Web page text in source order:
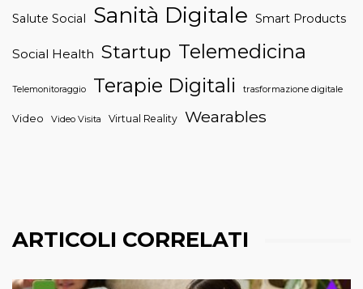
Salute Social Sanità Digitale Smart Products
Social Health Startup Telemedicina
Telemonitoraggio Terapie Digitali trasformazione digitale
Video Video Visita Virtual Reality Wearables
ARTICOLI CORRELATI